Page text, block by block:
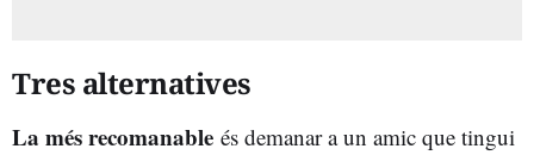
Tres alternatives
La més recomanable és demanar a un amic que tingui